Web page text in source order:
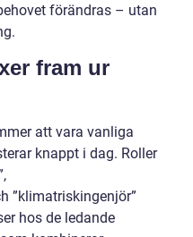
förändras – utan
fram ur
att vara vanliga
knappt i dag. Roller
”klimatriskingenjör”
hos de ledande